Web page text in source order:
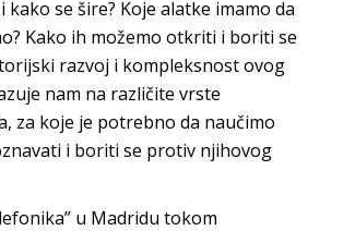
kako se šire? Koje alatke imamo da
Kako ih možemo otkriti i boriti se
razvoj i kompleksnost ovog
nam na različite vrste
za koje je potrebno da naučimo
i boriti se protiv njihovog
u Madridu tokom